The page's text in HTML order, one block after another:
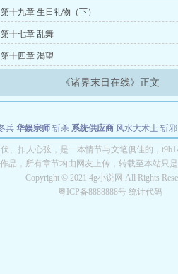
第十九章 生日礼物（下）
第十七章 乱舞
第十四章 渴望
《诸界末日在线》正文
兵 华娱宗师 斩杀 系统供应商 风水大术士 斩邪
全职武神 位面复制大师 华娱特效大亨 原始大
长别打脸
、扣人心弦，是一本情节与文笔俱佳的，
品，所有章节均由网友上传，转载至本站只
Copyright © 2021 4g小说网 All Rights
粤ICP备8888888号 统计代码